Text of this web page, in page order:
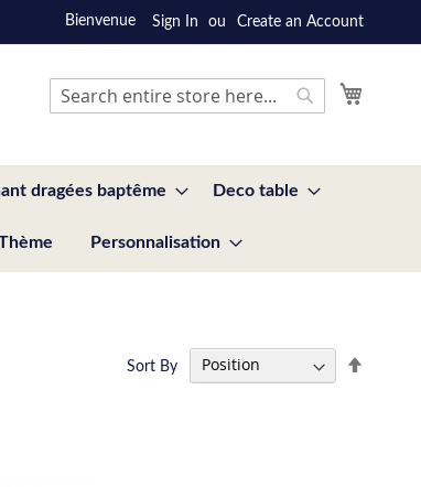
Bienvenue Sign In Create an Account
Search
dragées baptême Deco table
Personnalisation
Sort By